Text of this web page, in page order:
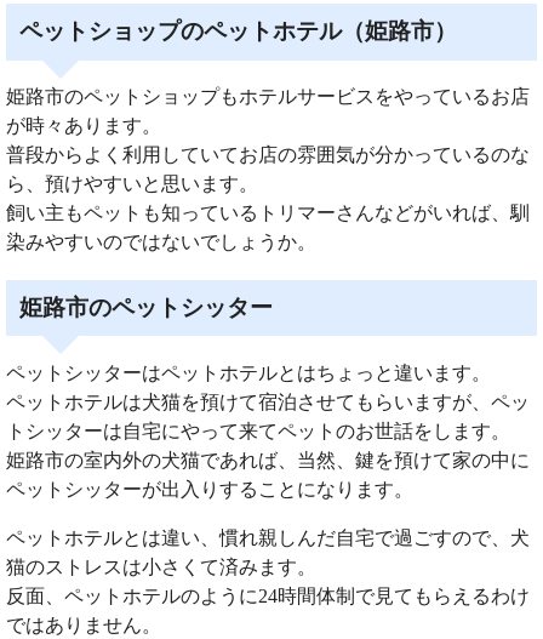
ペットショップのペットホテル（姫路市）
姫路市のペットショップもホテルサービスをやっているお店
が時々あります。
普段からよく利用していてお店の雰囲気が分かっているのな
ら、預けやすいと思います。
飼い主もペットも知っているトリマーさんなどがいれば、馴
染みやすいのではないでしょうか。
姫路市のペットシッター
ペットシッターはペットホテルとはちょっと違います。
ペットホテルは犬猫を預けて宿泊させてもらいますが、ペッ
トシッターは自宅にやって来てペットのお世話をします。
姫路市の室内外の犬猫であれば、当然、鍵を預けて家の中に
ペットシッターが出入りすることになります。
ペットホテルとは違い、慣れ親しんだ自宅で過ごすので、犬
猫のストレスは小さくて済みます。
反面、ペットホテルのように24時間体制で見てもらえるわけ
ではありません。